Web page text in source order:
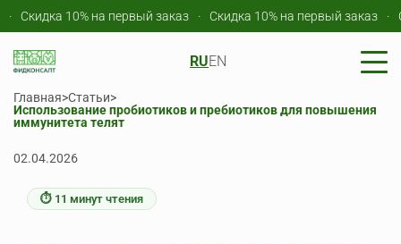
на первый заказ Скидка 10% на первый заказ Скидка 10% на
RUEN
Главная>Статьи>
Использование пробиотиков и пребиотиков для повышения
иммунитета телят
02.04.2026
⏱ 11 минут чтения